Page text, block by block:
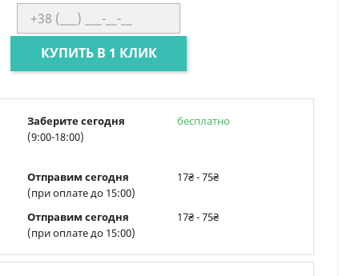
КУПИТЬ В 1 КЛИК
Заберите сегодня
(9:00-18:00)
бесплатно
Отправим сегодня
(при оплате до 15:00)
17₴ - 75₴
Отправим сегодня
(при оплате до 15:00)
17₴ - 75₴